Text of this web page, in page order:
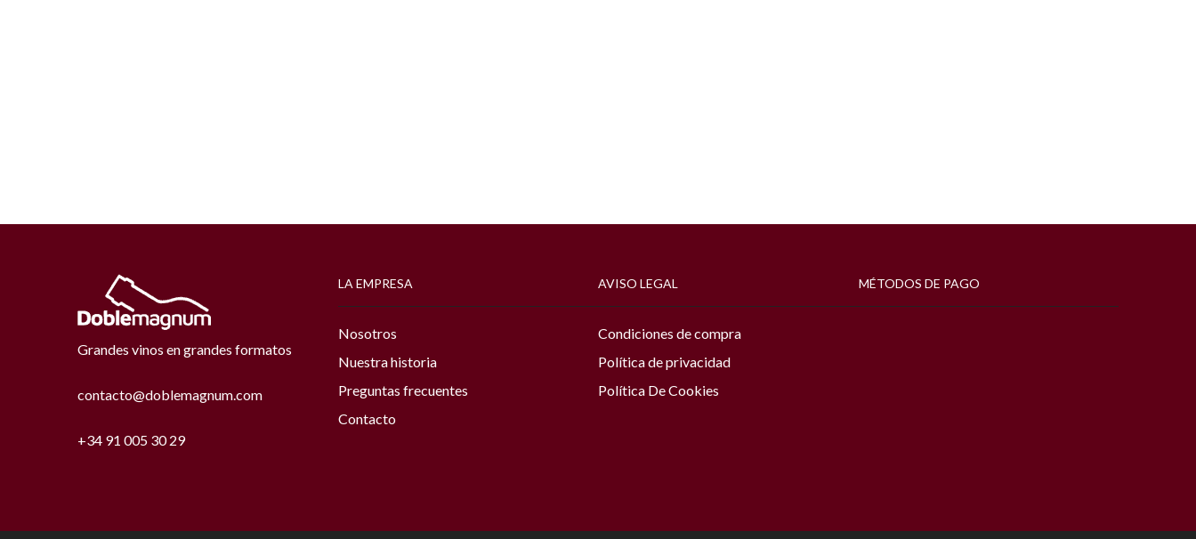
Grandes vinos en grandes formatos
contacto@doblemagnum.com
+34 91 005 30 29
LA EMPRESA
Nosotros
Nuestra historia
Preguntas frecuentes
Contacto
AVISO LEGAL
Condiciones de compra
Política de privacidad
Política De Cookies
MÉTODOS DE PAGO